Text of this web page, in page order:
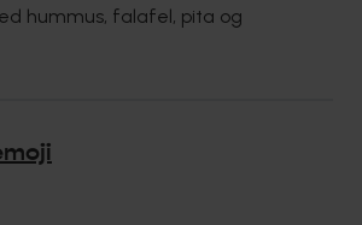
hummus, falafel, pita og